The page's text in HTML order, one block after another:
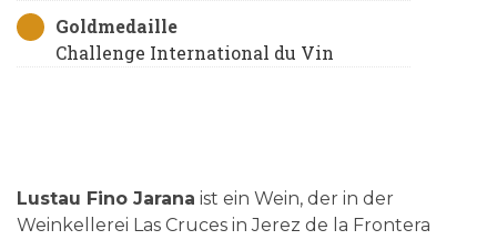
Goldmedaille
Challenge International du Vin
Lustau Fino Jarana ist ein Wein, der in der
Weinkellerei Las Cruces in Jerez de la Frontera